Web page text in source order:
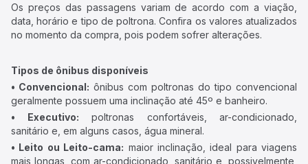
Os preços das passagens variam de acordo com a viação,
data, horário e tipo de poltrona. Confira os valores atualizados
no momento da compra, pois podem sofrer alterações.
Tipos de ônibus disponíveis
• Convencional: ônibus com poltronas do tipo convencional
geralmente possuem uma inclinação até 45º e banheiro.
• Executivo: poltronas confortáveis, ar-condicionado,
sanitário e, em alguns casos, água mineral.
• Leito ou Leito-cama: maior inclinação, ideal para viagens
mais longas, com ar-condicionado, sanitário e, possivelmente,